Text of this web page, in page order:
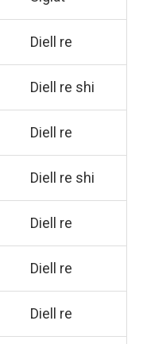
Diell re
Diell re shi
Diell re
Diell re shi
Diell re
Diell re
Diell re